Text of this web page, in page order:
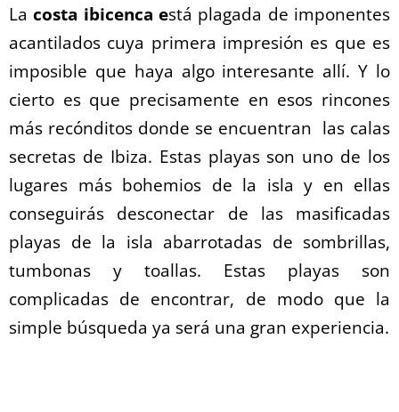
Lacosta ibicenca está plagada de imponentes
acantilados cuya primera impresión es que es
imposible que haya algo interesante allí. Y lo
cierto es que precisamente en esos rincones
más recónditos donde se encuentran las calas
secretas de Ibiza. Estas playas son uno de los
lugares más bohemios de la isla y en ellas
conseguirás desconectar de las masificadas
playas de la isla abarrotadas de sombrillas,
tumbonas y toallas. Estas playas son
complicadas de encontrar, de modo que la
simple búsqueda ya será una gran experiencia.